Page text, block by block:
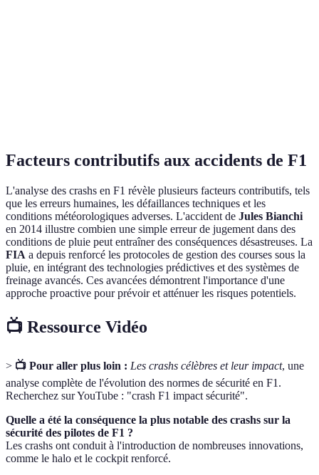
Facteurs contributifs aux accidents de F1
L'analyse des crashs en F1 révèle plusieurs facteurs contributifs, tels
que les erreurs humaines, les défaillances techniques et les
conditions météorologiques adverses. L'accident de Jules Bianchi
en 2014 illustre combien une simple erreur de jugement dans des
conditions de pluie peut entraîner des conséquences désastreuses. La
FIA a depuis renforcé les protocoles de gestion des courses sous la
pluie, en intégrant des technologies prédictives et des systèmes de
freinage avancés. Ces avancées démontrent l'importance d'une
approche proactive pour prévoir et atténuer les risques potentiels.
📺 Ressource Vidéo
> 📺 Pour aller plus loin : Les crashs célèbres et leur impact, une
analyse complète de l'évolution des normes de sécurité en F1.
Recherchez sur YouTube : "crash F1 impact sécurité".
Quelle a été la conséquence la plus notable des crashs sur la
sécurité des pilotes de F1 ?
Les crashs ont conduit à l'introduction de nombreuses innovations,
comme le halo et le cockpit renforcé.